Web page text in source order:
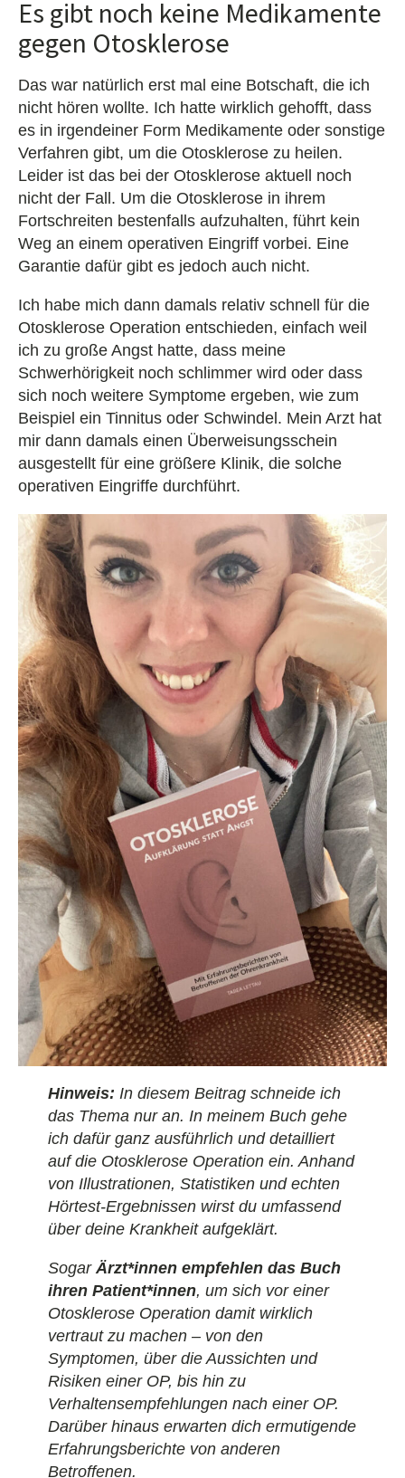
Es gibt noch keine Medikamente
gegen Otosklerose
Das war natürlich erst mal eine Botschaft, die ich
nicht hören wollte. Ich hatte wirklich gehofft, dass
es in irgendeiner Form Medikamente oder sonstige
Verfahren gibt, um die Otosklerose zu heilen.
Leider ist das bei der Otosklerose aktuell noch
nicht der Fall. Um die Otosklerose in ihrem
Fortschreiten bestenfalls aufzuhalten, führt kein
Weg an einem operativen Eingriff vorbei. Eine
Garantie dafür gibt es jedoch auch nicht.
Ich habe mich dann damals relativ schnell für die
Otosklerose Operation entschieden, einfach weil
ich zu große Angst hatte, dass meine
Schwerhörigkeit noch schlimmer wird oder dass
sich noch weitere Symptome ergeben, wie zum
Beispiel ein Tinnitus oder Schwindel. Mein Arzt hat
mir dann damals einen Überweisungsschein
ausgestellt für eine größere Klinik, die solche
operativen Eingriffe durchführt.
Hinweis: In diesem Beitrag schneide ich
das Thema nur an. In meinem Buch gehe
ich dafür ganz ausführlich und detailliert
auf die Otosklerose Operation ein. Anhand
von Illustrationen, Statistiken und echten
Hörtest-Ergebnissen wirst du umfassend
über deine Krankheit aufgeklärt.
SogarÄrzt*innen empfehlen das Buch
ihren Patient*innen, um sich vor einer
Otosklerose Operation damit wirklich
vertraut zu machen – von den
Symptomen, über die Aussichten und
Risiken einer OP, bis hin zu
Verhaltensempfehlungen nach einer OP.
Darüber hinaus erwarten dich ermutigende
Erfahrungsberichte von anderen
Betroffenen.